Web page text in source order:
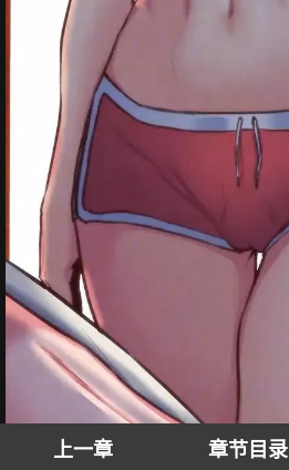
上一章 章节目录